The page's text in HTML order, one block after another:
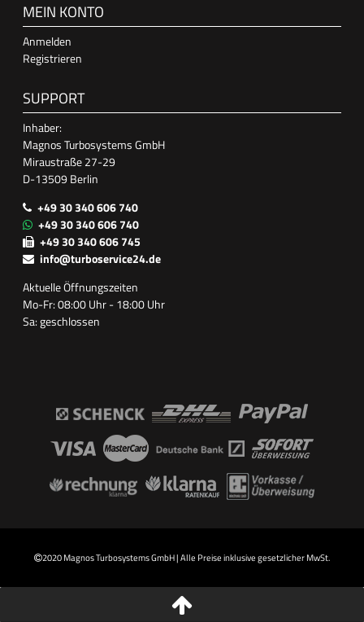
MEIN KONTO
Anmelden
Registrieren
SUPPORT
Inhaber:
Magnos Turbosystems GmbH
Miraustraße 27-29
D-13509 Berlin
+49 30 340 606 740
+49 30 340 606 740
+49 30 340 606 745
info@turboservice24.de
Aktuelle Öffnungszeiten
Mo-Fr: 08:00 Uhr - 18:00 Uhr
Sa: geschlossen
2020 Magnos Turbosystems GmbH | Alle Preise inklusive gesetzlicher MwSt.